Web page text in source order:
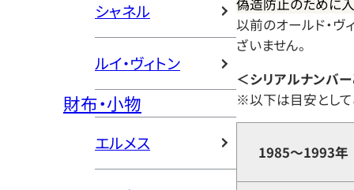
シャネル
ルイ・ヴィトン
財布・小物
エルメス
偽造防止のために
以前のオールド・ヴ
ざいません。
＜シリアルナンバ
※以下は目安として
1985～1993年